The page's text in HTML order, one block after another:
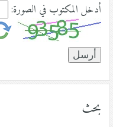
أدخل المكتوب في الصورة:
بحث